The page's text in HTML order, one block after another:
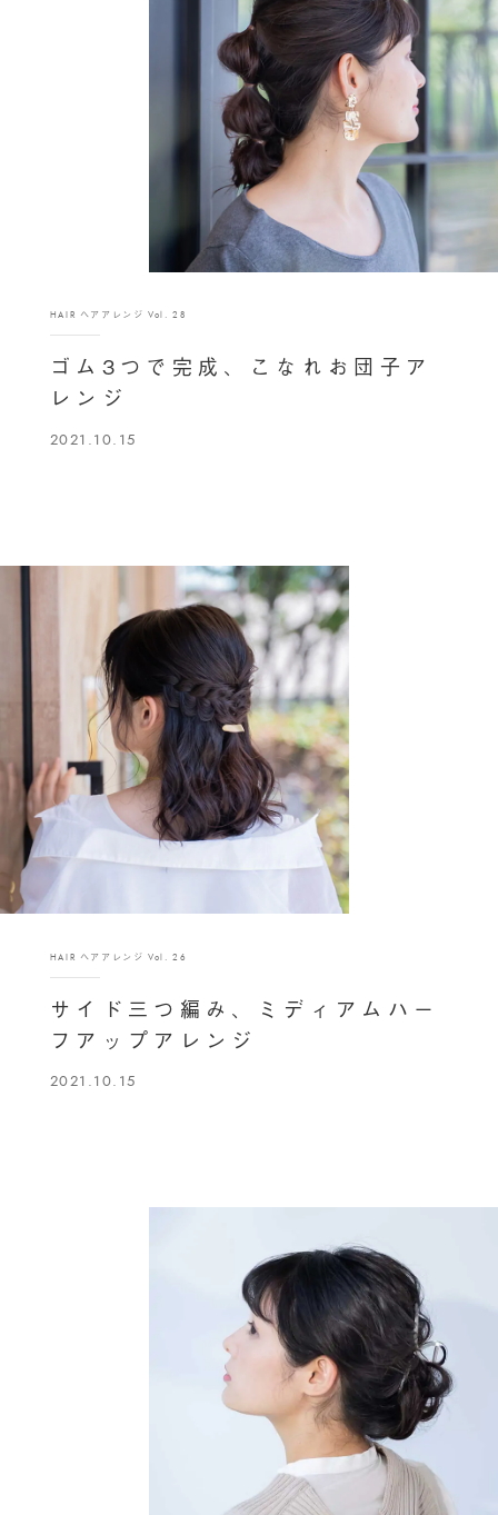
HAIR ヘアアレンジ Vol. 28
ゴム3つで完成、こなれお団子ア
レンジ
2021.10.15
HAIR ヘアアレンジ Vol. 26
サイド三つ編み、ミディアムハー
フアップアレンジ
2021.10.15